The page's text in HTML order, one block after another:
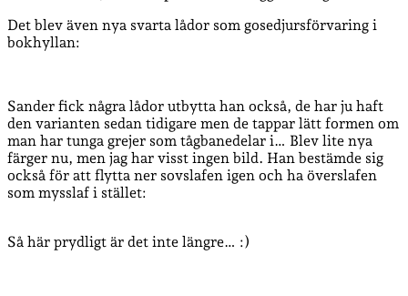
Det blev även nya svarta lådor som gosedjursförvaring i
bokhyllan:
Sander fick några lådor utbytta han också, de har ju haft
den varianten sedan tidigare men de tappar lätt formen om
man har tunga grejer som tågbanedelar i… Blev lite nya
färger nu, men jag har visst ingen bild. Han bestämde sig
också för att flytta ner sovslafen igen och ha överslafen
som mysslaf i stället:
Så här prydligt är det inte längre… :)